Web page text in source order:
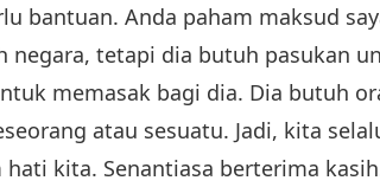
bantuan. Anda paham maksud
negara, tetapi dia butuh pasukan
memasak bagi dia. Dia butuh
atau sesuatu. Jadi, kita
kita. Senantiasa berterima